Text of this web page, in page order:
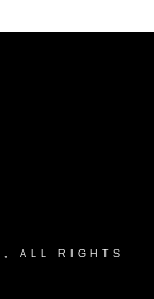
, ALL RIGHTS